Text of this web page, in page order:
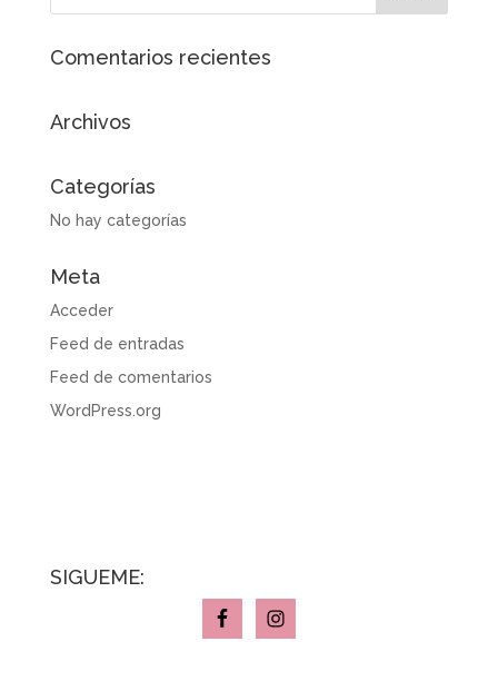
Comentarios recientes
Archivos
Categorías
No hay categorías
Meta
Acceder
Feed de entradas
Feed de comentarios
WordPress.org
SÍGUEME: